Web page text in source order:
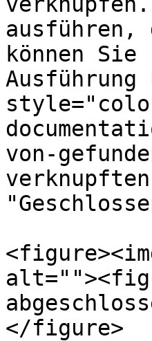
können
Ausführung
von-
</figure>